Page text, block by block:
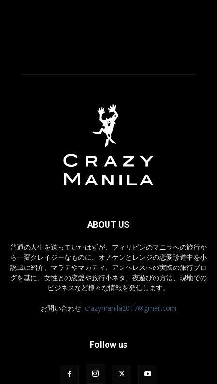
ABOUT US
普通の人生を送っていたはずが、フィリピンのマニラへの旅行か
ら一変クレイジーなものに。オノケンとレンジの恋愛珍道中を小
説風に紹介。マラテやマカティ、アンヘレスへの実際の旅行ブロ
グを基に、女性との恋愛や旅行小ネタ、夜遊びの方法、現地での
ビジネスなど様々な情報を発信します。
お問い合わせ: crazymanila2017@gmail.com
Follow us